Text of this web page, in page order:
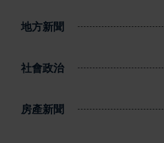
地方新聞
社會政治
房產新聞